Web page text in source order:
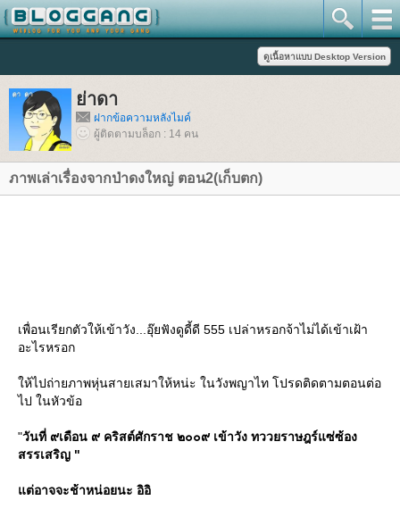
่าดา
ฝากข้อความหลังไมค์
ผู้ติดตามบล็อก : 14 คน
ภาพเล่าเรื่องจากป่าดงใหญ่ ตอน2(เก็บตก)
เพื่อนเรียกตัวให้เข้าวัง...อุ๊ยฟังดูดี้ดี 555 เปล่าหรอกจ้าไม่ได้เข้าเฝ้า
อะไรหรอก
ห้ไปถ่ายภาพหุ่นสายเสมาให้หน่ะ ในวังพญาไท โปรดติดตามตอนต่อ
ไป ในหัวข้อ
"วันที่ ๙เดือน ๙ คริสต์ศักราช ๒๐๐๙ เข้าวัง ทววยราษฎร์แซ่ซ้อง
สรรเสริญ "
ต่อาจจะช้าหน่อยนะ อิอิ